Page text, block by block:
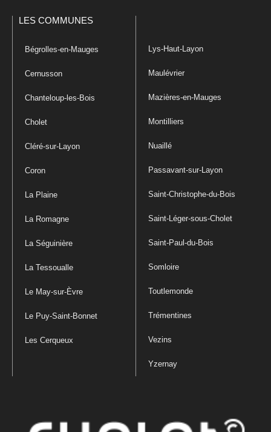
LES COMMUNES
Bégrolles-en-Mauges
Cernusson
Chanteloup-les-Bois
Cholet
Cléré-sur-Layon
Coron
La Plaine
La Romagne
La Séguinière
La Tessoualle
Le May-sur-Èvre
Le Puy-Saint-Bonnet
Les Cerqueux
Lys-Haut-Layon
Maulévrier
Mazières-en-Mauges
Montilliers
Nuaillé
Passavant-sur-Layon
Saint-Christophe-du-Bois
Saint-Léger-sous-Cholet
Saint-Paul-du-Bois
Somloire
Toutlemonde
Trémentines
Vezins
Yzernay